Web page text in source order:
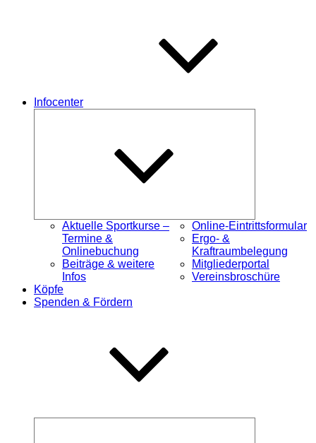
Infocenter
Aktuelle Sportkurse –
Termine &
Onlinebuchung
Beiträge & weitere
Infos
Online-Eintrittsformular
Ergo- &
Kraftraumbelegung
Mitgliederportal
Vereinsbroschüre
Köpfe
Spenden & Fördern